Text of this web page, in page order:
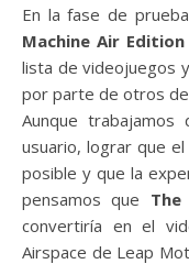
En la fase de
Machine Air Edition
lista de videojuegos
por parte de otros
Aunque
usuario, lograr que
posible y que la
pensamos que
convertiría en el
Airspace de Leap